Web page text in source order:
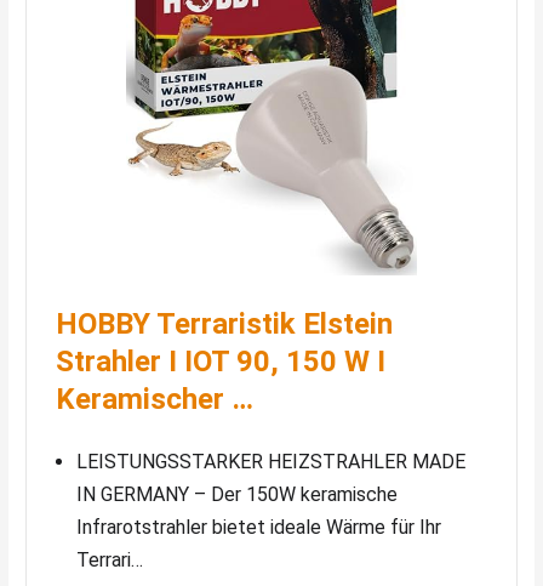
HOBBY Terraristik Elstein
Strahler I IOT 90, 150 W I
Keramischer …
LEISTUNGSSTARKER HEIZSTRAHLER MADE
IN GERMANY – Der 150W keramische
Infrarotstrahler bietet ideale Wärme für Ihr
Terrari…